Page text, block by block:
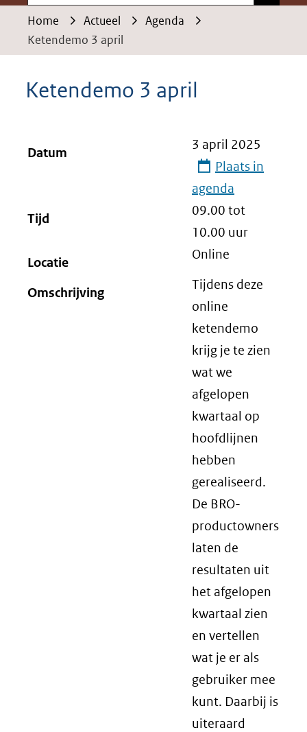
Home Actueel
Agenda
Ketendemo 3 april
Ketendemo 3 april
Datum
3 april 2025
Plaats in
agenda
Tijd
09.00 tot
10.00 uur
Locatie
Online
Omschrijving
Tijdens deze
online
ketendemo
krijg je te zien
wat we
afgelopen
kwartaal op
hoofdlijnen
hebben
gerealiseerd.
De BRO-
productowners
laten de
resultaten uit
het afgelopen
kwartaal zien
en vertellen
wat je er als
gebruiker mee
kunt. Daarbij is
uiteraard